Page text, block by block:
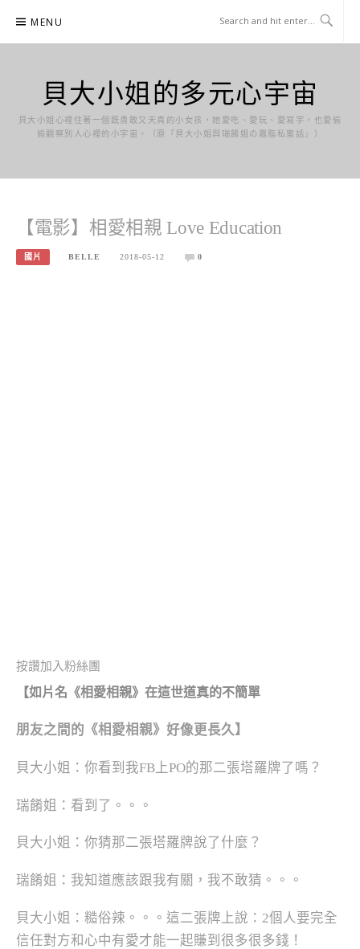
content
MENU
貝大小姐的多元心宇宙
貝大小姐心裡住著一個既勇敢又天真的小女孩，她愛吃、愛玩、愛寫字，也愛偷
偷觀察別人心裡的小宇宙。（原『貝大小姐與瑞餚姐の囂脂私蜜話』）
【電影】相愛相親 Love Education
國片 BELLE 2018-05-12 0
按讚加入粉絲團
【如片名《相愛相親》在這世道真的不簡單
朋友之間的《相愛相親》好像更長久】
貝大小姐：你看到我FB上PO的那二張塔羅牌了嗎？
瑞餚姐：看到了。。。
貝大小姐：你猜那二張塔羅牌說了什麼？
瑞餚姐：我知道應該跟我有關，我不敢猜。。。
貝大小姐：糙俗辣。。。這二張牌上說：2個人要完全
信任對方和心中有愛才能一起賺到很多很多錢！